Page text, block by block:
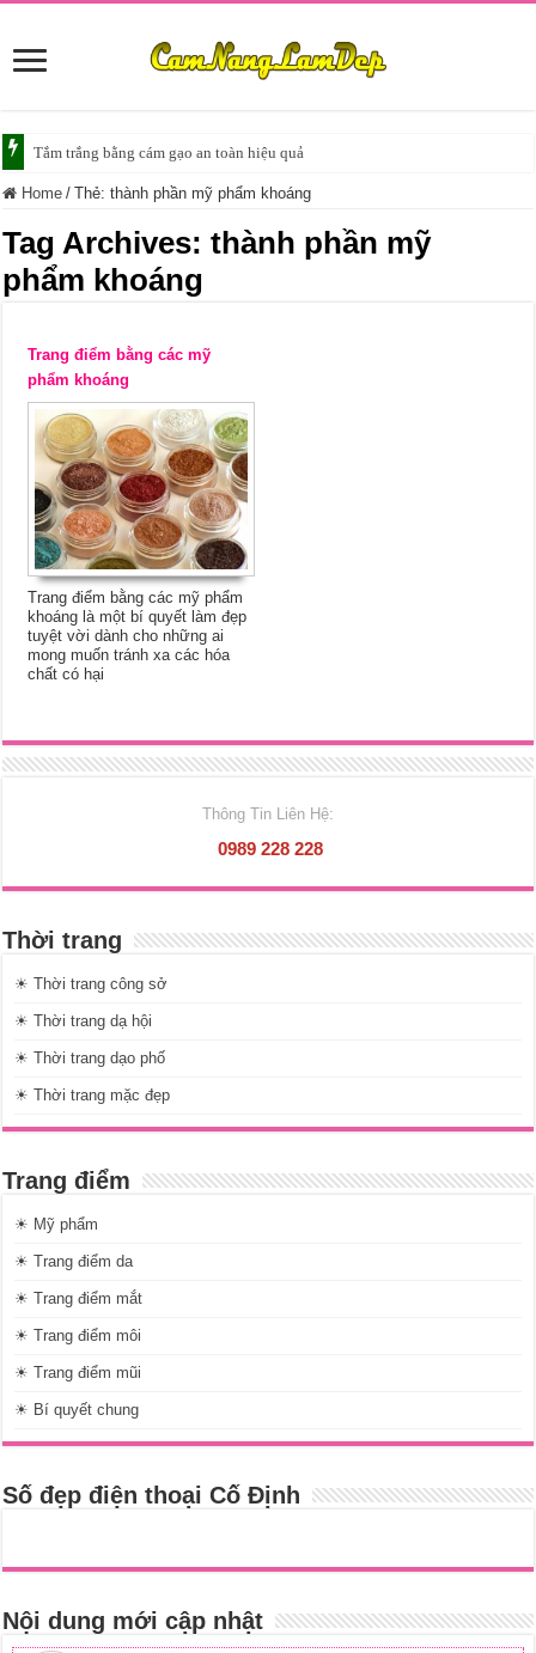
Tắm trắng bằng cám gạo an toàn hiệu quả
Home / Thẻ:thành phần mỹ phẩm khoáng
Tag Archives:thành phần mỹ
phẩm khoáng
Trang điểm bằng các mỹ
phẩm khoáng
Trang điểm bằng các mỹ phẩm
khoáng là một bí quyết làm đẹp
tuyệt vời dành cho những ai
mong muốn tránh xa các hóa
chất có hại
Thông Tin Liên Hệ:
0989 228 228
Thời trang
☀ Thời trang công sở
☀ Thời trang dạ hội
☀ Thời trang dạo phố
☀ Thời trang mặc đẹp
Trang điểm
☀ Mỹ phẩm
☀ Trang điểm da
☀ Trang điểm mắt
☀ Trang điểm môi
☀ Trang điểm mũi
☀ Bí quyết chung
Số đẹp điện thoại Cố Định
Nội dung mới cập nhật